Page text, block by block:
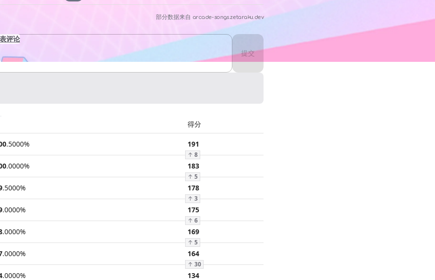
部分数据来自 arcade-songs.zetaraku.dev
提交
评论
得分
.5000% 191
↑ 8
.0000% 183
↑ 5
.5000% 178
↑ 3
.0000% 175
↑ 6
.0000% 169
↑ 5
.0000% 164
↑ 30
.0000% 134